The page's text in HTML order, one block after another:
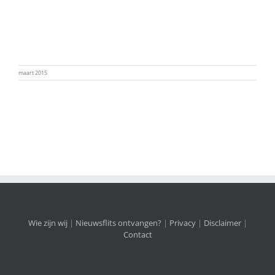
maart 2015
Wie zijn wij | Nieuwsflits ontvangen? | Privacy| Disclaimer|
Contact